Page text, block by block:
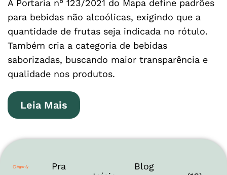
A Portaria n° 123/2021 do Mapa define padrões
para bebidas não alcoólicas, exigindo que a
quantidade de frutas seja indicada no rótulo.
Também cria a categoria de bebidas
saborizadas, buscando maior transparência e
qualidade nos produtos.
Leia Mais
Pra
Blog